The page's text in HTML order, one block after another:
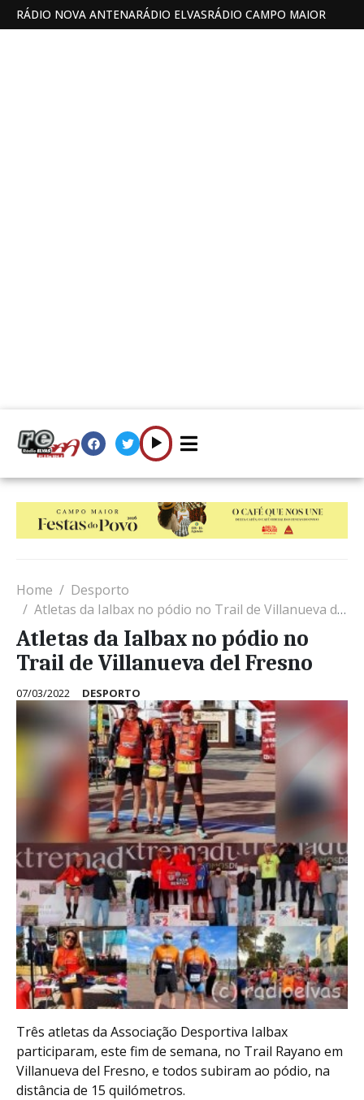
RÁDIO NOVA ANTENARÁDIO ELVASRÁDIO CAMPO MAIOR
Home
Desporto
Atletas da Ialbax no pódio no Trail de Villanueva del Fresno
Atletas da Ialbax no pódio no
Trail de Villanueva del Fresno
07/03/2022 DESPORTO
Três atletas da Associação Desportiva Ialbax
participaram, este fim de semana, no Trail Rayano em
Villanueva del Fresno, e todos subiram ao pódio, na
distância de 15 quilómetros.